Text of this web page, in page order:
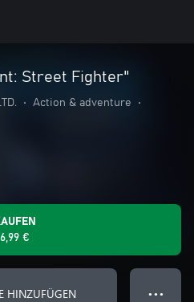
Street Fighter"
• Action & adventure
•
6,99 €
HINZUFÜGEN ● ● ●